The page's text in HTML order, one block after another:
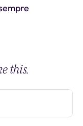
this.